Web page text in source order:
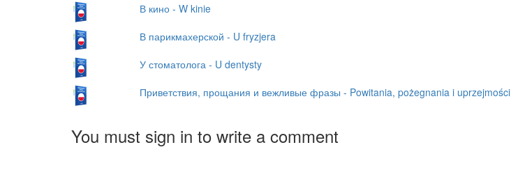
В кино - W kinie
В парикмахерской - U fryzjera
У стоматолога - U dentysty
Приветствия, прощания и вежливые фразы - Powitania, pożegnania i uprzejmości
You must sign in to write a comment